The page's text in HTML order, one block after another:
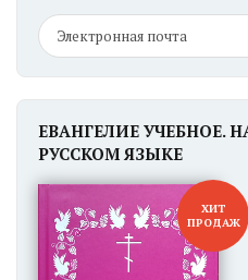
ЕВАНГЕЛИЕ УЧЕБНОЕ.
РУССКОМ ЯЗЫКЕ
ХИТ
ПРОДАЖ